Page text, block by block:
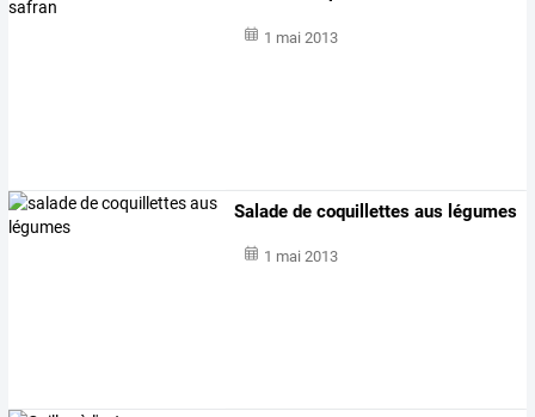
1 mai 2013
Salade de coquillettes aus légumes
1 mai 2013